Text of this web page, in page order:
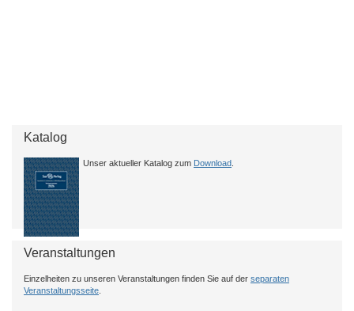
Katalog
Unser aktueller Katalog zum Download
Veranstaltungen
Einzelheiten zu unseren Veranstaltungen finden Sie auf der separaten
Veranstaltungsseite